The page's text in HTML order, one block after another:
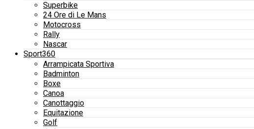
Superbike
24 Ore di Le Mans
Motocross
Rally
Nascar
Sport360
Arrampicata Sportiva
Badminton
Boxe
Canoa
Canottaggio
Equitazione
Golf